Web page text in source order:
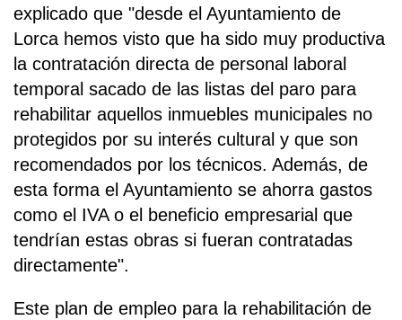
explicado que "desde el Ayuntamiento de
Lorca hemos visto que ha sido muy productiva
la contratación directa de personal laboral
temporal sacado de las listas del paro para
rehabilitar aquellos inmuebles municipales no
protegidos por su interés cultural y que son
recomendados por los técnicos. Además, de
esta forma el Ayuntamiento se ahorra gastos
como el IVA o el beneficio empresarial que
tendrían estas obras si fueran contratadas
directamente".
Este plan de empleo para la rehabilitación de